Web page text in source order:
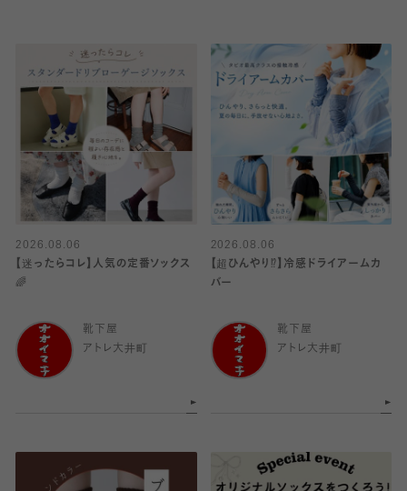
2026.08.06
【迷ったらコレ】人気の定番ソックス
🌈
靴下屋
アトレ大井町
2026.08.06
【超ひんやり⁉︎】冷感ドライアームカ
バー
靴下屋
アトレ大井町